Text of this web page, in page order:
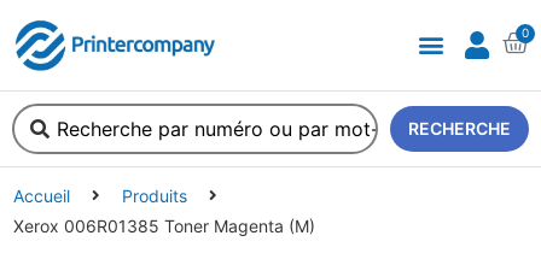
0
RECHERCHE
Accueil
Produits
Xerox 006R01385 Toner Magenta (M)